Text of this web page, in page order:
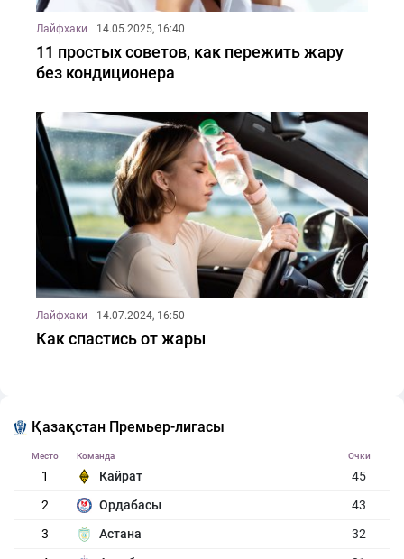
Лайфхаки 14.05.2025, 16:40
11 простых советов, как пережить жару
без кондиционера
Лайфхаки 14.07.2024, 16:50
Как спастись от жары
Қазақстан Премьер-лигасы
Место Команда Очки
1 Кайрат
45
2
Ордабасы
43
3
Астана
32